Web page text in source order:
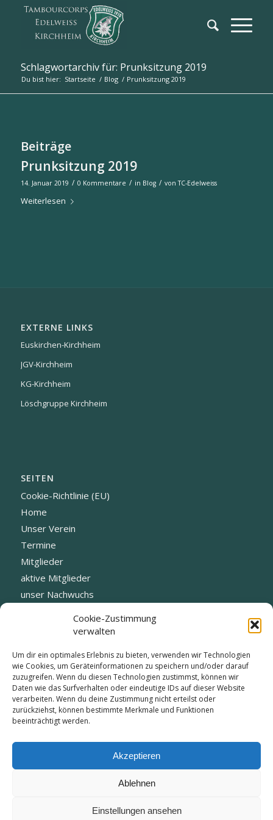
Cookie-Zustimmung
verwalten
Um dir ein optimales Erlebnis zu bieten, verwenden wir Technologien
wie Cookies, um Geräteinformationen zu speichern und/oder darauf
zuzugreifen. Wenn du diesen Technologien zustimmst, können wir
Daten wie das Surfverhalten oder eindeutige IDs auf dieser Website
verarbeiten. Wenn du deine Zustimmung nicht erteilst oder
zurückziehst, können bestimmte Merkmale und Funktionen
beeinträchtigt werden.
Akzeptieren
Ablehnen
Einstellungen ansehen
Schlagwortarchiv für: Prunksitzung 2019
Du bist hier: Startseite / Blog / Prunksitzung 2019
Beiträge
Prunksitzung 2019
14. Januar 2019 / 0 Kommentare / in Blog / vonTC-Edelweiss
Weiterlesen
EXTERNE LINKS
Euskirchen-Kirchheim
JGV-Kirchheim
KG-Kirchheim
Löschgruppe Kirchheim
SEITEN
Cookie-Richtlinie (EU)
Home
Unser Verein
Termine
Mitglieder
aktive Mitglieder
unser Nachwuchs
Datenschutz
Vorstand
KONTAKT: